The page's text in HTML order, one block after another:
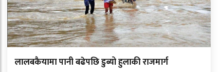
लालबकैयामा पानी बढेपछि डुब्यो हुलाकी राजमार्ग